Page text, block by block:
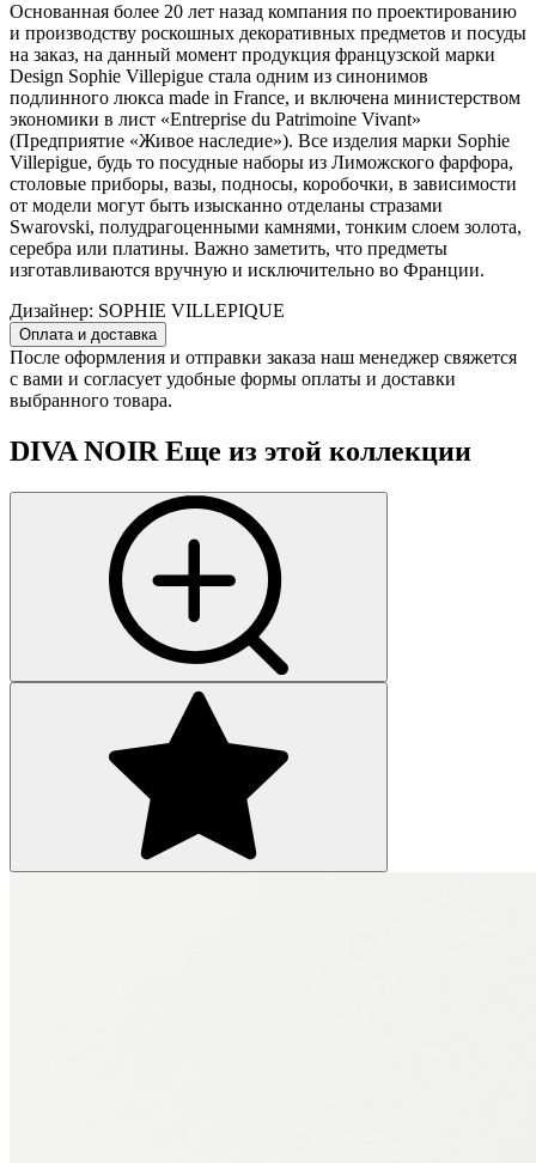
Основанная более 20 лет назад компания по проектированию
и производству роскошных декоративных предметов и посуды
на заказ, на данный момент продукция французской марки
Design Sophie Villepigue стала одним из синонимов
подлинного люкса made in France, и включена министерством
экономики в лист «Entreprise du Patrimoine Vivant»
(Предприятие «Живое наследие»). Все изделия марки Sophie
Villepigue, будь то посудные наборы из Лиможского фарфора,
столовые приборы, вазы, подносы, коробочки, в зависимости
от модели могут быть изысканно отделаны стразами
Swarovski, полудрагоценными камнями, тонким слоем золота,
серебра или платины. Важно заметить, что предметы
изготавливаются вручную и исключительно во Франции.
Дизайнер: SOPHIE VILLEPIQUE
Оплата и доставка
После оформления и отправки заказа наш менеджер свяжется
с вами и согласует удобные формы оплаты и доставки
выбранного товара.
DIVA NOIR Еще из этой коллекции